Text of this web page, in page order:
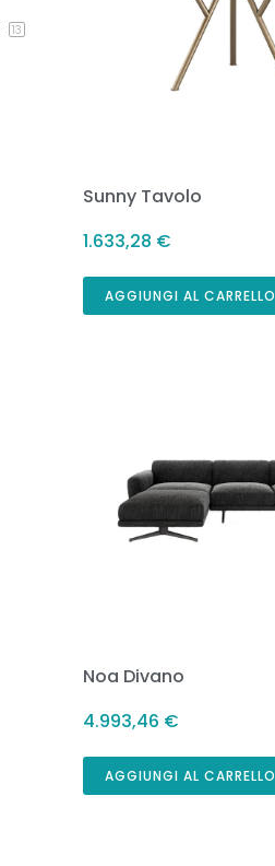
13
Sunny Tavolo
1.633,28 €
AGGIUNGI AL CARRELLO
Noa Divano
4.993,46 €
AGGIUNGI AL CARRELLO